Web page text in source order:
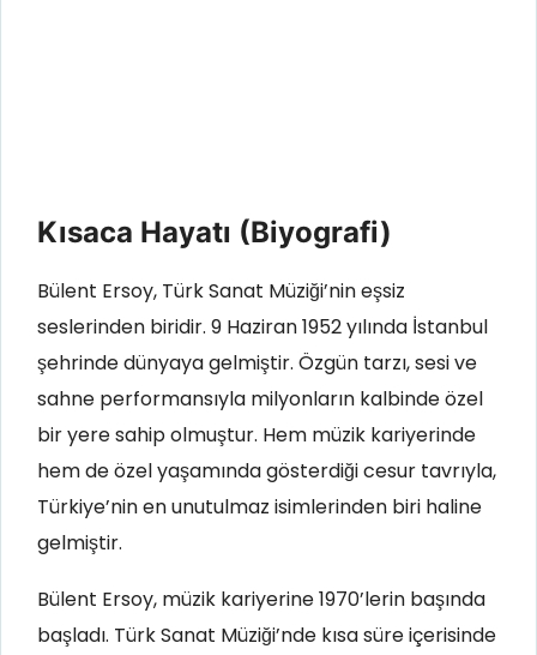
Kısaca Hayatı (Biyografi)
Bülent Ersoy, Türk Sanat Müziği’nin eşsiz
seslerinden biridir. 9 Haziran 1952 yılında İstanbul
şehrinde dünyaya gelmiştir. Özgün tarzı, sesi ve
sahne performansıyla milyonların kalbinde özel
bir yere sahip olmuştur. Hem müzik kariyerinde
hem de özel yaşamında gösterdiği cesur tavrıyla,
Türkiye’nin en unutulmaz isimlerinden biri haline
gelmiştir.
Bülent Ersoy, müzik kariyerine 1970’lerin başında
başladı. Türk Sanat Müziği’nde kısa süre içerisinde